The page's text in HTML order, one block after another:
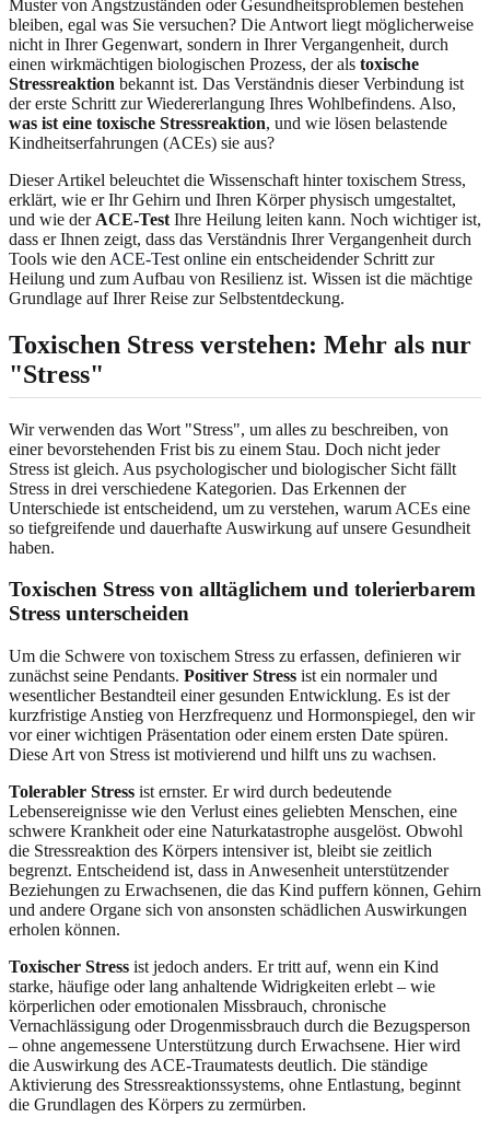
Muster von Angstzuständen oder Gesundheitsproblemen bestehen
bleiben, egal was Sie versuchen? Die Antwort liegt möglicherweise
nicht in Ihrer Gegenwart, sondern in Ihrer Vergangenheit, durch
einen wirkmächtigen biologischen Prozess, der als toxische
Stressreaktion bekannt ist. Das Verständnis dieser Verbindung ist
der erste Schritt zur Wiedererlangung Ihres Wohlbefindens. Also,
was ist eine toxische Stressreaktion, und wie lösen belastende
Kindheitserfahrungen (ACEs) sie aus?
Dieser Artikel beleuchtet die Wissenschaft hinter toxischem Stress,
erklärt, wie er Ihr Gehirn und Ihren Körper physisch umgestaltet,
und wie der ACE-Test Ihre Heilung leiten kann. Noch wichtiger ist,
dass er Ihnen zeigt, dass das Verständnis Ihrer Vergangenheit durch
Tools wie den ACE-Test online ein entscheidender Schritt zur
Heilung und zum Aufbau von Resilienz ist. Wissen ist die mächtige
Grundlage auf Ihrer Reise zur Selbstentdeckung.
Toxischen Stress verstehen: Mehr als nur
"Stress"
Wir verwenden das Wort "Stress", um alles zu beschreiben, von
einer bevorstehenden Frist bis zu einem Stau. Doch nicht jeder
Stress ist gleich. Aus psychologischer und biologischer Sicht fällt
Stress in drei verschiedene Kategorien. Das Erkennen der
Unterschiede ist entscheidend, um zu verstehen, warum ACEs eine
so tiefgreifende und dauerhafte Auswirkung auf unsere Gesundheit
haben.
Toxischen Stress von alltäglichem und tolerierbarem
Stress unterscheiden
Um die Schwere von toxischem Stress zu erfassen, definieren wir
zunächst seine Pendants. Positiver Stress ist ein normaler und
wesentlicher Bestandteil einer gesunden Entwicklung. Es ist der
kurzfristige Anstieg von Herzfrequenz und Hormonspiegel, den wir
vor einer wichtigen Präsentation oder einem ersten Date spüren.
Diese Art von Stress ist motivierend und hilft uns zu wachsen.
Tolerabler Stress ist ernster. Er wird durch bedeutende
Lebensereignisse wie den Verlust eines geliebten Menschen, eine
schwere Krankheit oder eine Naturkatastrophe ausgelöst. Obwohl
die Stressreaktion des Körpers intensiver ist, bleibt sie zeitlich
begrenzt. Entscheidend ist, dass in Anwesenheit unterstützender
Beziehungen zu Erwachsenen, die das Kind puffern können, Gehirn
und andere Organe sich von ansonsten schädlichen Auswirkungen
erholen können.
Toxischer Stress ist jedoch anders. Er tritt auf, wenn ein Kind
starke, häufige oder lang anhaltende Widrigkeiten erlebt – wie
körperlichen oder emotionalen Missbrauch, chronische
Vernachlässigung oder Drogenmissbrauch durch die Bezugsperson
– ohne angemessene Unterstützung durch Erwachsene. Hier wird
die Auswirkung des ACE-Traumatests deutlich. Die ständige
Aktivierung des Stressreaktionssystems, ohne Entlastung, beginnt
die Grundlagen des Körpers zu zermürben.